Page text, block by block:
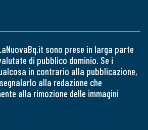
sono prese in larga parte
di pubblico dominio. Se i
in contrario alla pubblicazione,
alla redazione che
alla rimozione delle immagini